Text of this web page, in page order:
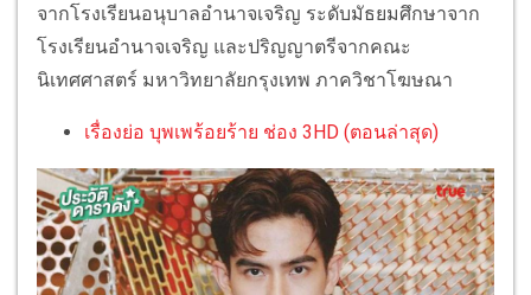
จากโรงเรียนอนุบาลอำนาจเจริญ ระดับมัธยมศึกษาจาก
โรงเรียนอำนาจเจริญ และปริญญาตรีจากคณะ
นิเทศศาสตร์ มหาวิทยาลัยกรุงเทพ ภาควิชาโฆษณา
เรื่องย่อ บุพเพร้อยร้าย ช่อง 3HD (ตอนล่าสุด)